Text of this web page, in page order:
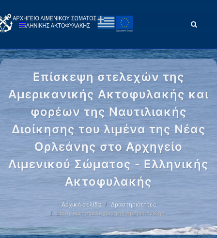
Επίσκεψη στελεχών της
Αμερικανικής Ακτοφυλακής και
φορέων της Ναυτιλιακής
Διοίκησης του λιμένα της Νέας
Ορλεάνης στο Αρχηγείο
Λιμενικού Σώματος - Ελληνικής
Ακτοφυλακής
Αρχική σελίδα
Δραστηριότητες
Επίσκεψη στελεχών της Αμερικανικής …